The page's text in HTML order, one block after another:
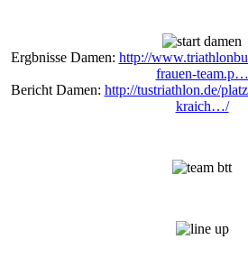
Ergbnisse Damen: http://
frauen-team.p…
Bericht Damen: http://tustriathlon.de/
kraich…/